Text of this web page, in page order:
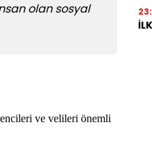
olan sosyal
ve velileri önemli